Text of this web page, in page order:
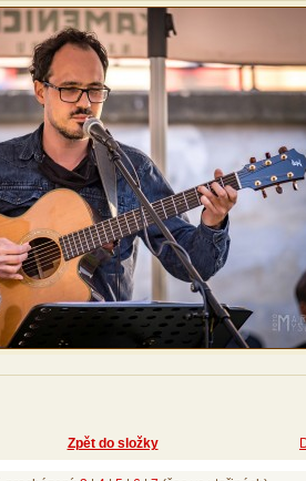
Zpět do složky